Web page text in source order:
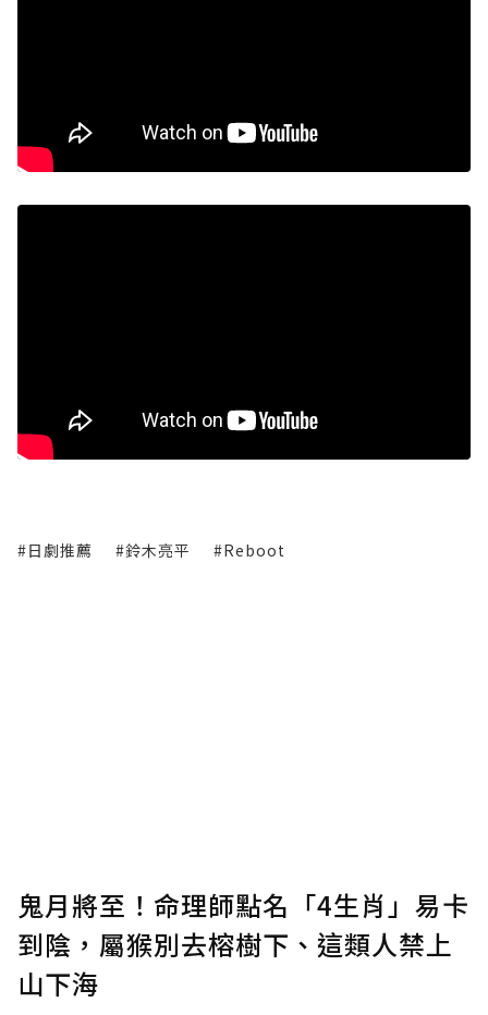
#日劇推薦 #鈴木亮平 #Reboot
鬼月將至！命理師點名「4生肖」易卡
到陰，屬猴別去榕樹下、這類人禁上
山下海